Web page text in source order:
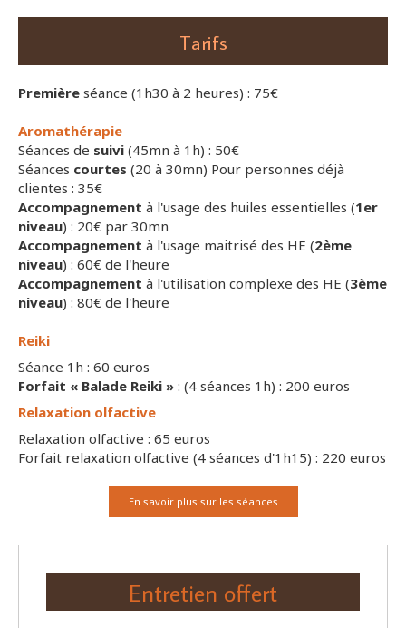
Tarifs
Première séance (1h30 à 2 heures) : 75€
Aromathérapie
Séances de suivi (45mn à 1h) : 50€
Séances courtes (20 à 30mn) Pour personnes déjà
clientes : 35€
Accompagnement à l'usage des huiles essentielles (1er
niveau) : 20€ par 30mn
Accompagnement à l'usage maitrisé des HE (2ème
niveau) : 60€ de l'heure
Accompagnement à l'utilisation complexe des HE (3ème
niveau) : 80€ de l'heure
Reiki
Séance 1h : 60 euros
Forfait « Balade Reiki » : (4 séances 1h) : 200 euros
Relaxation olfactive
Relaxation olfactive : 65 euros
Forfait relaxation olfactive (4 séances d'1h15) : 220 euros
En savoir plus sur les séances
Entretien offert